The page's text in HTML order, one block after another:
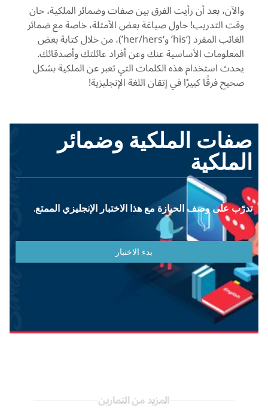
والآن، بعد أن رأيت الفرق بين صفات وضمائر الملكية، حان
وقت التدريب! حاول صياغة بعض الأمثلة، خاصة مع ضمائر
الغائب المفرد (‘his’ و‘her/hers’)، من خلال كتابة بعض
المعلومات الأساسية عنك وعن أفراد عائلتك وأصدقائك.
يحدث استخدام هذه الكلمات التي تعبر عن الملكية بشكل
صحيح فرقًا كبيرًا في إتقان اللغة الإنجليزية!
المزيد من التمارين